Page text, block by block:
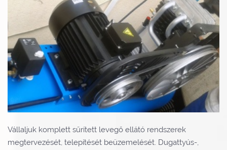
Vállaljuk komplett sűrített levegő ellátó rendszerek
megtervezését, telepítését beüzemelését. Dugattyús-,